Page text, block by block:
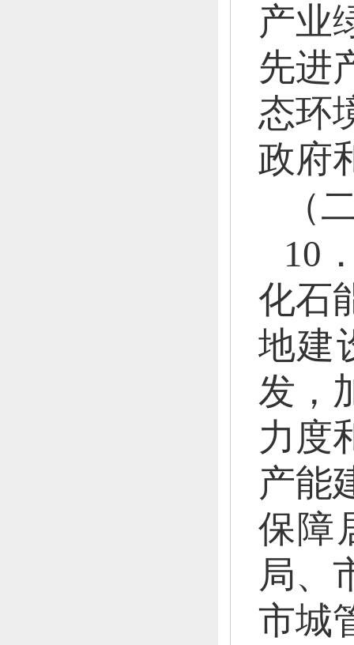
产业
先进
态环
政府
（
10
化石
地建
发，
力度
产能
保障
局、
市城